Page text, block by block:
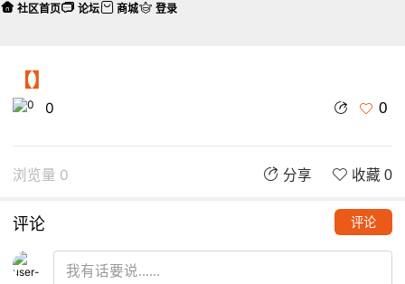
【】
0 0
浏览量 0 分享 收藏 0
评论 评论
社区首页 论坛 商城 登录